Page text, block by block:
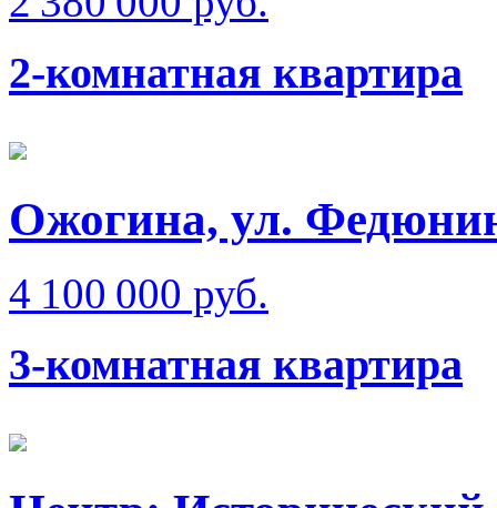
2-комнатная квартира
Ожогина, ул.
4 100 000 руб.
3-комнатная квартира